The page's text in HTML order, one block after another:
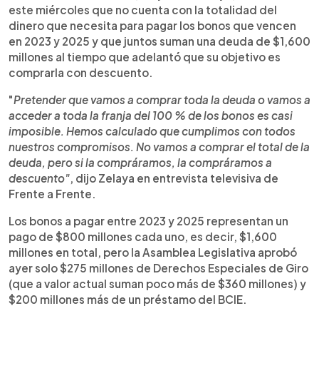
este miércoles que no cuenta con la totalidad del
dinero que necesita para pagar los bonos que vencen
en 2023 y 2025 y que juntos suman una deuda de $1,600
millones al tiempo que adelantó que su objetivo es
comprarla con descuento.
"Pretender que vamos a comprar toda la deuda o vamos a
acceder a toda la franja del 100 % de los bonos es casi
imposible. Hemos calculado que cumplimos con todos
nuestros compromisos. No vamos a comprar el total de la
deuda, pero si la compráramos, la compráramos a
descuento", dijo Zelaya en entrevista televisiva de
Frente a Frente.
Los bonos a pagar entre 2023 y 2025 representan un
pago de $800 millones cada uno, es decir, $1,600
millones en total, pero la Asamblea Legislativa aprobó
ayer solo $275 millones de Derechos Especiales de Giro
(que a valor actual suman poco más de $360 millones) y
$200 millones más de un préstamo del BCIE.